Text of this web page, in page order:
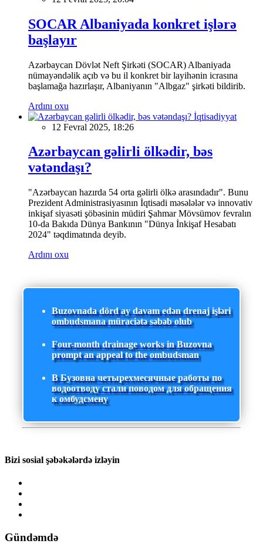
SOCAR Albaniyada konkret işlərə
başlayır
Azərbaycan Dövlət Neft Şirkəti (SOCAR) Albaniyada
nümayəndəlik açıb və bu il konkret bir layihənin icrasına
başlamağa hazırlaşır, Albaniyanın "Albgaz" şirkəti bildirib.
Ardını oxu
İqtisadiyyat
12 Fevral 2025, 18:26
Azərbaycan gəlirli ölkədir, bəs
vətəndaşı?
"Azərbaycan hazırda 54 orta gəlirli ölkə arasındadır". Bunu
Prezident Administrasiyasının İqtisadi məsələlər və innovativ
inkişaf siyasəti şöbəsinin müdiri Şahmar Mövsümov fevralın
10-da Bakıda Dünya Bankının "Dünya İnkişaf Hesabatı
2024" təqdimatında deyib.
Ardını oxu
Buzovnada dörd ay davam edən drenaj işləri
ombudsmana müraciətə səbəb olub
Four-month drainage works in Buzovna
prompt an appeal to the ombudsman
В Бузовна четырехмесячные работы по
водоотводу стали поводом для обращения
к омбудсмену
Bizi sosial şəbəkələrdə izləyin
Gündəmdə